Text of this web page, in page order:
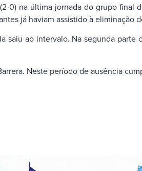
0) na última jornada do grupo final
já haviam assistido à eliminação
ao intervalo. Na segunda parte
Neste período de ausência